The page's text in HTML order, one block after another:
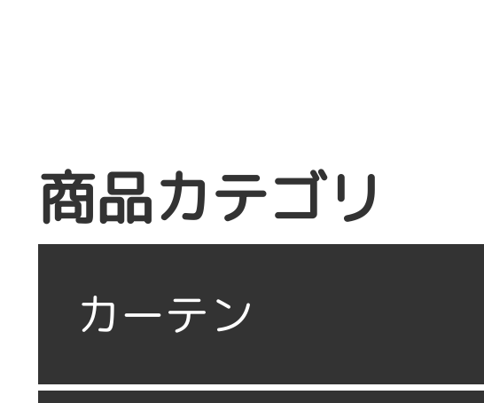
商品カテゴリ
カーテン